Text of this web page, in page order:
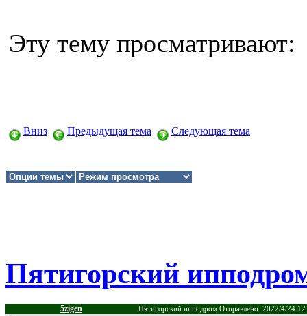
Эту тему
Вниз Предыдущая тема Следующая тема
Пятигорский
5zigen Пятигорский ипподром Отправлено: 2022/4/24